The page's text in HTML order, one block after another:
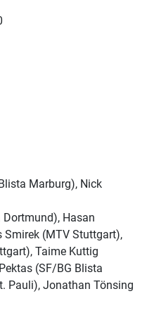
Marburg), Nick
Hasan
Smirek (MTV Stuttgart),
Taime Kuttig
(SF/BG Blista
Pauli), Jonathan Tönsing